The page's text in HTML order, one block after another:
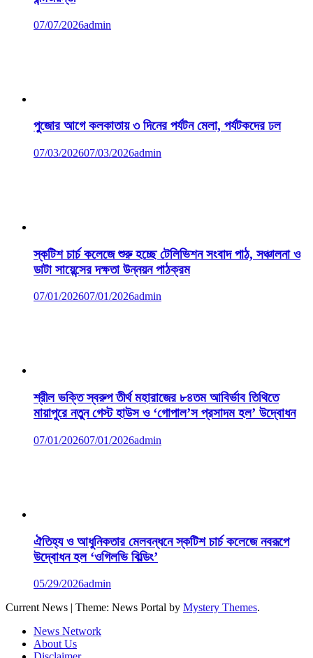
07/07/2026admin
পুজোর আগে কলকাতায় ৩ দিনের পর্যটন মেলা, পর্যটকদের ঢল
07/03/202607/03/2026admin
স্কটিশ চার্চ কলেজে শুরু হচ্ছে টেলিভিশন সংবাদ পাঠ, সঞ্চালনা ও
ডাটা সায়েন্সের দক্ষতা উন্নয়ন পাঠক্রম
07/01/202607/01/2026admin
শ্রীল ভক্তি স্বরুপ তীর্থ মহারাজের ৮৪তম আবির্ভাব তিথিতে
মায়াপুরে নতুন গেস্ট হাউস ও ‘গোপাল’স প্রসাদম হল’ উদ্বোধন
07/01/202607/01/2026admin
ঐতিহ্য ও আধুনিকতার মেলবন্ধনে স্কটিশ চার্চ কলেজে নবরূপে
উদ্বোধন হল ‘ওগিলভি বিল্ডিং’
05/29/2026admin
Current News | Theme: News Portal by Mystery Themes.
News Network
About Us